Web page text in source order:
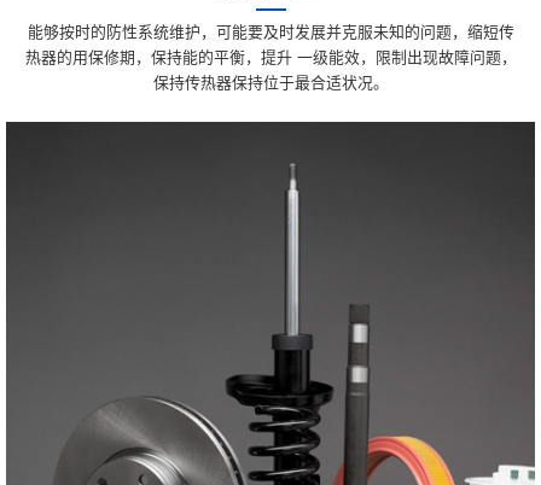
能够按时的防性系统维护，可能要及时发展并克服未知的问题，缩短传
热器的用保修期，保持能的平衡，提升 一级能效，限制出现故障问题，
保持传热器保持位于最合适状况。